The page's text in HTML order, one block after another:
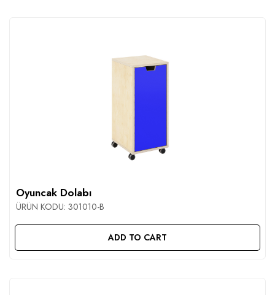
Oyuncak Dolabı
ÜRÜN KODU: 301010-B
ADD TO CART